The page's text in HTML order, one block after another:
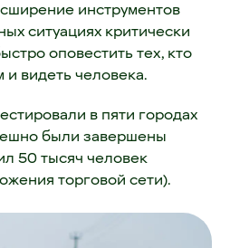
инструментов
ситуациях критически
оповестить тех, кто
и видеть человека.
в пяти городах
были завершены
50 тысяч человек
торговой сети).